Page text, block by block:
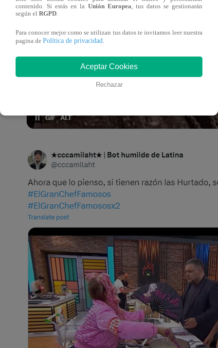
contenido. Si estás en la Unión Europea , tus datos se gestionarán
según el RGPD
Para conocer mejor como se utilizan tus datos te invitamos leer nuestra
pagina de Política de privacidad
Aceptar Cookies
Rechazar